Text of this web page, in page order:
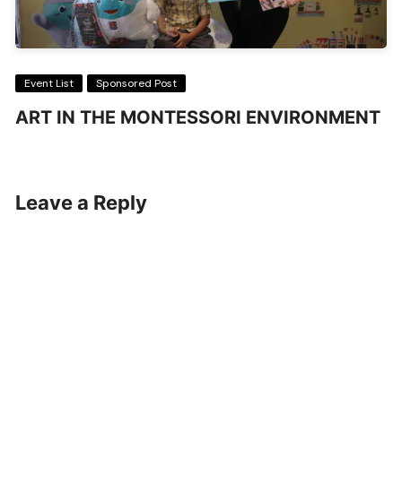
Event List Sponsored Post
ART IN THE MONTESSORI ENVIRONMENT
Leave a Reply